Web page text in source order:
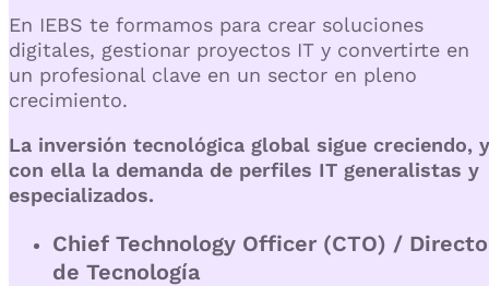
En IEBS te formamos para crear soluciones
digitales, gestionar proyectos IT y convertirte en
un profesional clave en un sector en pleno
crecimiento.
La inversión tecnológica global sigue creciendo, y
con ella la demanda de perfiles IT generalistas y
especializados.
Chief Technology Officer (CTO) /
de Tecnología